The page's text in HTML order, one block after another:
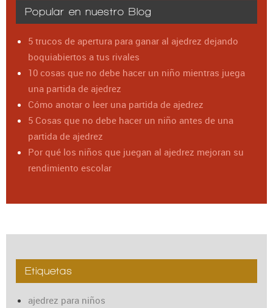
Popular en nuestro Blog
5 trucos de apertura para ganar al ajedrez dejando
boquiabiertos a tus rivales
10 cosas que no debe hacer un niño mientras juega
una partida de ajedrez
Cómo anotar o leer una partida de ajedrez
5 Cosas que no debe hacer un niño antes de una
partida de ajedrez
Por qué los niños que juegan al ajedrez mejoran su
rendimiento escolar
Etiquetas
ajedrez para niños